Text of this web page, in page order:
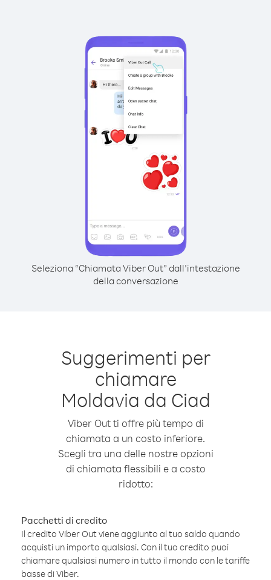
Seleziona “Chiamata Viber Out” dall’intestazione
della conversazione
Suggerimenti per
chiamare
Moldavia da Ciad
Viber Out ti offre più tempo di
chiamata a un costo inferiore.
Scegli tra una delle nostre opzioni
di chiamata flessibili e a costo
ridotto:
Pacchetti di credito
Il credito Viber Out viene aggiunto al tuo saldo quando
acquisti un importo qualsiasi. Con il tuo credito puoi
chiamare qualsiasi numero in tutto il mondo con le tariffe
basse di Viber.